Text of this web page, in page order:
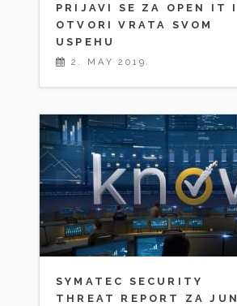
PRIJAVI SE ZA OPEN IT I
OTVORI VRATA SVOM
USPEHU
2. MAY 2019.
SYMATEC SECURITY
THREAT REPORT ZA JUN